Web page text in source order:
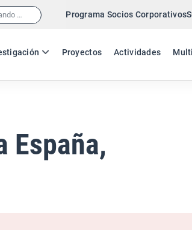
Programa Socios Corporativos
Proyectos Actividades
España,